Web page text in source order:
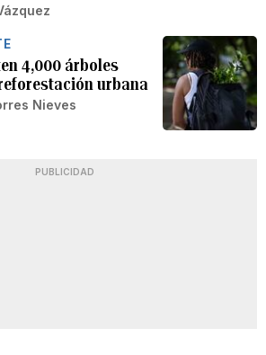
4,000 árboles
urbana
Nieves
PUBLICIDAD